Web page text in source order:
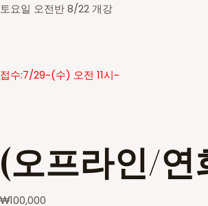
토요일 오전반 8/22 개강
접수:7/29~(수) 오전 11시~
(오프라인/연
₩100,000